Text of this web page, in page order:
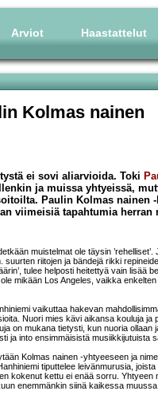
Arviot Haastattelut
Kolmas nainen
ei sovi aliarvioida. Toki
ja muissa yhtyeissä,
Paulin Kolmas nainen
viimeisiä tapahtumia herran
muistelmat ole täysin
riitojen ja bändejä rikki
tulee helposti heitettyä vain lisää
mikään Los Angeles, vaikka
vaikuttaa hakevan
Nuori mies kävi aikansa kouluja ja
on mukana tietysti, kun nuoria ollaan
ja into ensimmäisistä musiikkijutuista
Kolmas nainen -yhtyeeseen ja
tiputtelee leivänmurusia,
kokenut kettu ei enää sorru. Yhtyeen
enemmänkin siinä kaikessa muussa.